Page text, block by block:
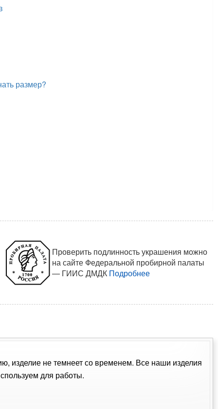
размер?
Проверить подлинность украшения можно
на сайте Федеральной пробирной палаты
— ГИИС ДМДК Подробнее
изделие не темнеет со временем. Все наши изделия
для работы.